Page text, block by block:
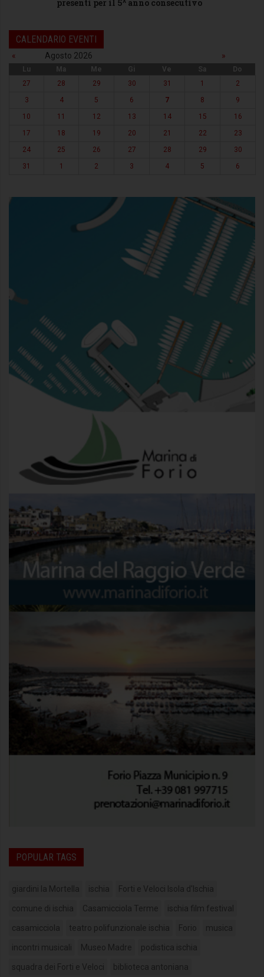
presenti per il 5^ anno consecutivo
CALENDARIO EVENTI
« Agosto 2026 »
Lu Ma Me Gi Ve Sa
Do
27
28 29 30 31 1
2
3
4 5 6 7 8
9
10
11 12 13 14 15
16
17
18 19 20 21 22
23
24
25 26 27 28 29
30
31
1 2 3 4 5 6
POPULAR TAGS
giardini la Mortella ischia Forti e Veloci Isola d'Ischia
comune di ischia Casamicciola Terme ischia film festival
casamicciola teatro polifunzionale ischia Forio musica
incontri musicali Museo Madre podistica ischia
squadra dei Forti e Veloci biblioteca antoniana